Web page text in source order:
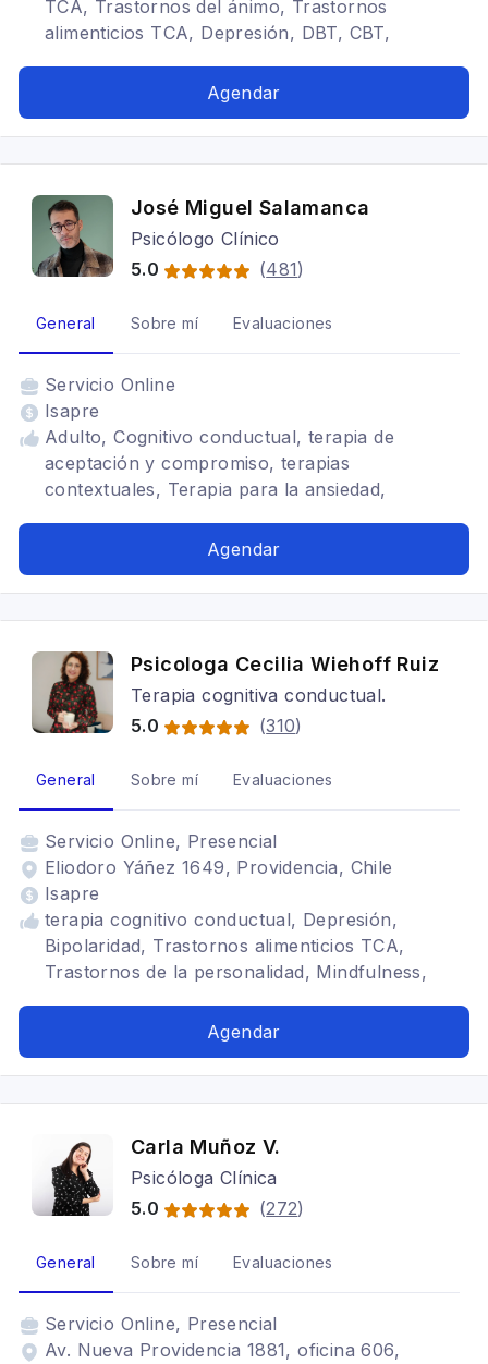
TCA, Trastornos del ánimo, Trastornos
alimenticios TCA, Depresión, DBT, CBT,
Agendar
José Miguel Salamanca
Psicólogo Clínico
5.0
(481)
General Sobre mí Evaluaciones
Servicio Online
Isapre
Adulto, Cognitivo conductual, terapia de
aceptación y compromiso, terapias
contextuales, Terapia para la ansiedad,
TDAH, Estrés postraumático, Tratamientos para
Agendar
Psicologa Cecilia Wiehoff Ruiz
Terapia cognitiva conductual.
5.0
(310)
General Sobre mí Evaluaciones
Servicio Online, Presencial
Eliodoro Yáñez 1649, Providencia, Chile
Isapre
terapia cognitivo conductual, Depresión,
Bipolaridad, Trastornos alimenticios TCA,
Trastornos de la personalidad, Mindfulness,
Ansiedad, Crisis de pánico, Estrés laboral,
emocional, Desarrollo personal, Problema de
límites personales, Problemas de autoestima,
fertilidad, Problemas de pareja
Agendar
Carla Muñoz V.
Psicóloga Clínica
5.0
(272)
General Sobre mí Evaluaciones
Servicio Online, Presencial
Av. Nueva Providencia 1881, oficina 606,